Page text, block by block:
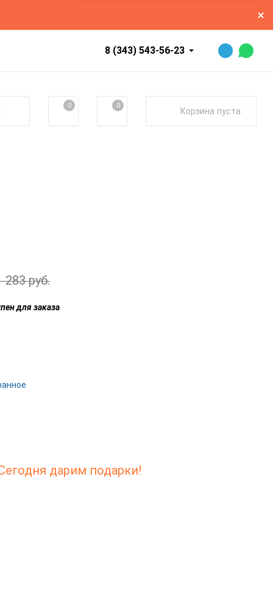
8 (343) 543-56-23
0 0
Корзина пуста
283 руб.
для заказа
дарим подарки!